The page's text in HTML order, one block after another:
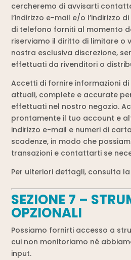
cercheremo di avvisarti
l’indirizzo e-mail e/o l’indirizzo
di telefono forniti al momento
riserviamo il diritto di limitare o
nostra esclusiva discrezione,
effettuati da rivenditori o
Accetti di fornire informazioni
attuali, complete e accurate
effettuati nel nostro negozio.
prontamente il tuo account e
indirizzo e-mail e numeri di
scadenze, in modo che
transazioni e contattarti se
Per ulteriori dettagli, consulta
SEZIONE 7 –
OPZIONALI
Possiamo fornirti accesso a
cui non monitoriamo né
input.